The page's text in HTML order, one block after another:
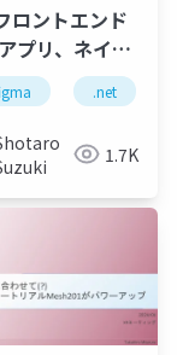
ロントエンド
プリ、ネイテ
イルアプリ）
ル等最新アッ
.net
1.7K